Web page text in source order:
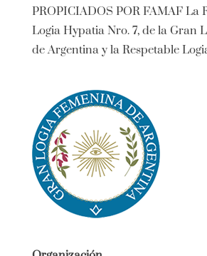
PROPICIADOS POR FAMAF La
Logia Hypatia Nro. 7, de la Gran
de Argentina y la Respetable